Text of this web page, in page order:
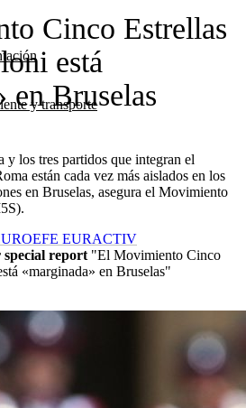
y transporte
Cinco Estrellas
está
en Bruselas
los tres partidos que integran el
están cada vez más aislados en los
en Bruselas, asegura el Movimiento
EURACTIV
report "El Movimiento Cinco
«marginada» en Bruselas"